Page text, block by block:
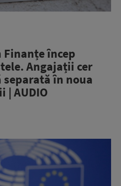
încep
Angajații cer
în noua
| AUDIO